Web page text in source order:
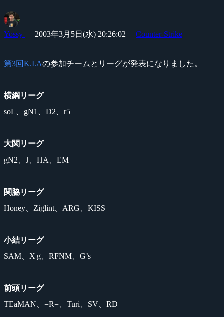
Yossy 2003年3月5日(水) 20:26:02 Counter-Strike
第3回K.I.Aの参加チームとリーグが発表になりました。
横綱リーグ
soL、gN1、D2、r5
大関リーグ
gN2、J、HA、EM
関脇リーグ
Honey、Ziglint、ARG、KISS
小結リーグ
SAM、X|g、RFNM、G’s
前頭リーグ
TEaMAN、=R=、Turi、SV、RD